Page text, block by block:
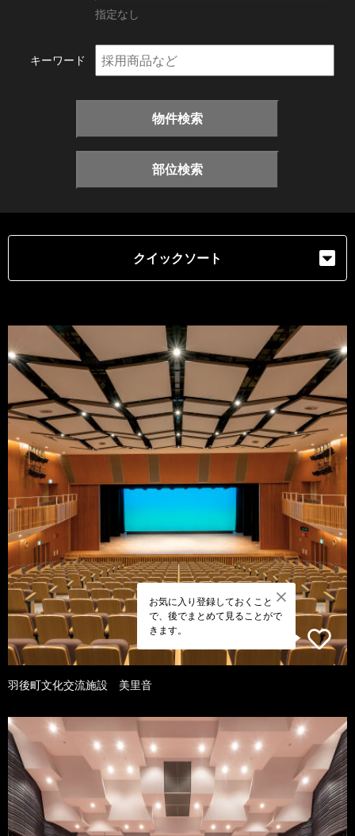
指定なし
キーワード
物件検索
部位検索
クイックソート
お気に入り登録しておくこと
で、後でまとめて見ることがで
きます。
羽後町文化交流施設 美里音